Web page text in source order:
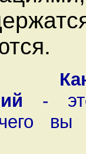
-
вы